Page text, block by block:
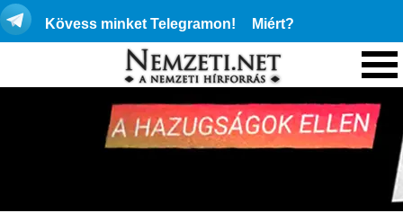
Kövess minket Telegramon! Miért?